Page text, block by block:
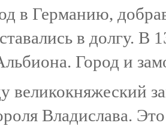
в Германию,
в долгу. В
Город и
великокняжеский
Владислава.